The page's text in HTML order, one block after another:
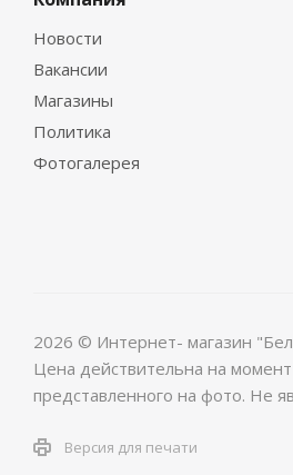
Новости
Вакансии
Магазины
Политика
Фотогалерея
2026 © Интернет- магазин
Цена действительна на
представленного на фото. Не
Версия для печати